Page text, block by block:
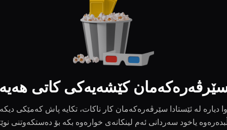
کێشەیەکی کاتی
وا دیارە لە ئێستادا سێرڤەرەکەمان کار ناکات، تکایە پاش کەمێکی دیکە
یاخود سەردانی ئەم لینکانەی خوارەوە بکە بۆ دەستکەوتنی